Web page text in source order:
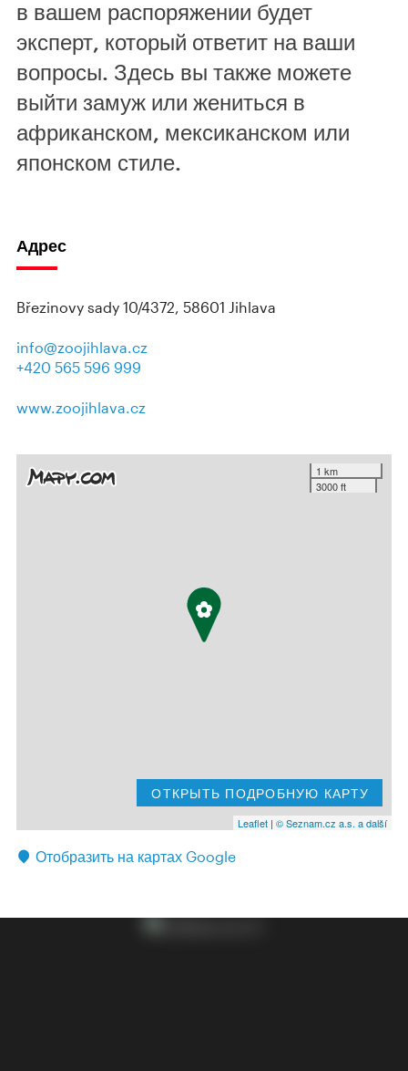
в вашем распоряжении будет
эксперт, который ответит на ваши
вопросы. Здесь вы также можете
выйти замуж или жениться в
африканском, мексиканском или
японском стиле.
Адрес
Březinovy sady 10/4372, 58601 Jihlava
info@zoojihlava.cz
+420 565 596 999
www.zoojihlava.cz
1 km
3000 ft
ОТКРЫТЬ ПОДРОБНУЮ КАРТУ
Leaflet | © Seznam.cz a.s. a další
Отобразить на картах Google